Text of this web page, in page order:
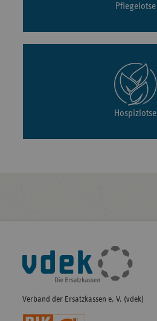
Pflegelotse
Hospizlotse
Fußleisten-
Navigation
Verband der Ersatzkassen e. V. (vdek)